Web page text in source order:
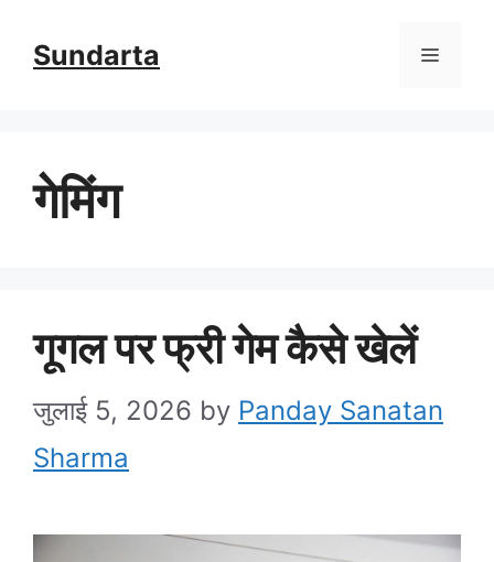
Sundarta Menu
गेमिंग
गूगल पर फ्री गेम कैसे खेलें
जुलाई 5, 2026 by Panday Sanatan
Sharma